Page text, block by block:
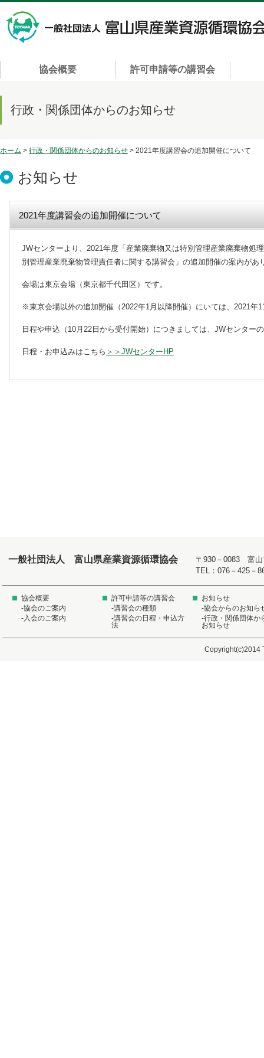
協会概要 許可申請等の講習会
行政・関係団体からのお知らせ
ホーム > 行政・関係団体からのお知らせ > 2021年度講習会の追加開催について
お知らせ
2021年度講習会の追加開催について
JWセンターより、2021年度「産業廃棄物又は特別管理産業廃棄物処
別管理産業廃棄物管理責任者に関する講習会」の追加開催の案内があ
会場は東京会場（東京都千代田区）です。
※東京会場以外の追加開催（2022年1月以降開催）にいては、2021年
日程や申込（10月22日から受付開始）につきましては、JWセンター
日程・お申込みはこちら ＞＞JWセンターHP
一般社団法人 富山県産業資源循環協会
〒930－0083 富山
TEL：076－425
協会概要
-協会のご案内
-入会のご案内
許可申請等の講習会
-講習会の種類
-講習会の日程・申込方
法
お知らせ
-協会からのお知ら
-行政・関係団体か
お知らせ
Copyright(c)2014